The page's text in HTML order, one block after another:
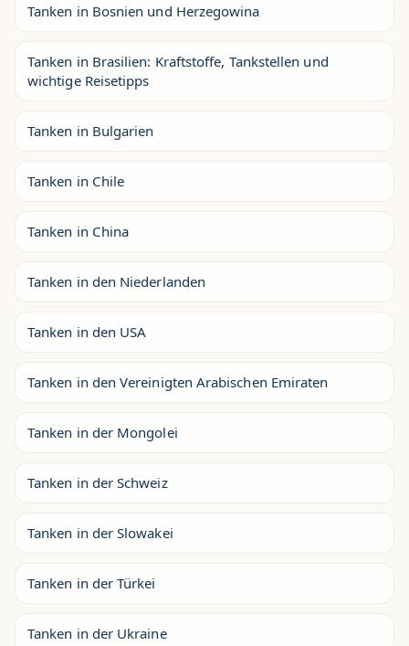
Tanken in Bosnien und Herzegowina
Tanken in Brasilien: Kraftstoffe, Tankstellen und
wichtige Reisetipps
Tanken in Bulgarien
Tanken in Chile
Tanken in China
Tanken in den Niederlanden
Tanken in den USA
Tanken in den Vereinigten Arabischen Emiraten
Tanken in der Mongolei
Tanken in der Schweiz
Tanken in der Slowakei
Tanken in der Türkei
Tanken in der Ukraine